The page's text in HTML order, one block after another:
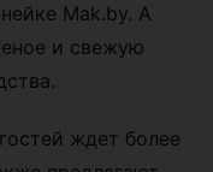
Mak.by. А
и свежую
ждет более